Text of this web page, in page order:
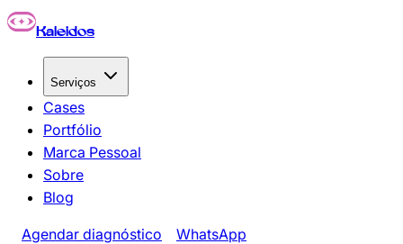
Pular para o conteúdo principal
Kaleidos
Serviços
Cases
Portfólio
Marca Pessoal
Sobre
Blog
Agendar diagnóstico WhatsApp